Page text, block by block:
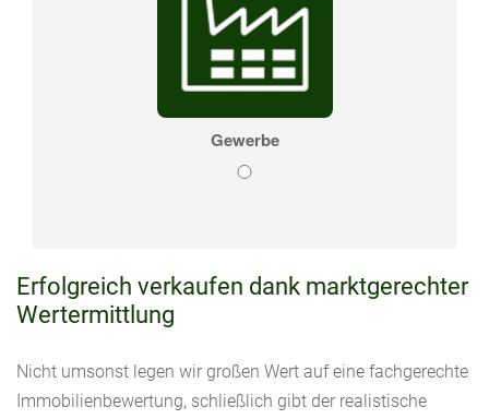
Erfolgreich verkaufen dank marktgerechter
Wertermittlung
Nicht umsonst legen wir großen Wert auf eine fachgerechte
Immobilienbewertung, schließlich gibt der realistische